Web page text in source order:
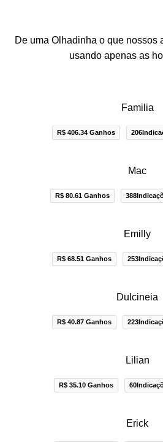
De uma Olhadinha o que nossos
usando apenas as
Familia
R$ 406.34 Ganhos
Mac
R$ 80.61 Ganhos
Emilly
R$ 68.51 Ganhos
Dulcineia
R$ 40.87 Ganhos
Lilian
R$ 35.10 Ganhos
Erick